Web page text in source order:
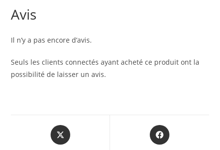
Avis
Il n’y a pas encore d’avis.
Seuls les clients connectés ayant acheté ce produit ont la
possibilité de laisser un avis.